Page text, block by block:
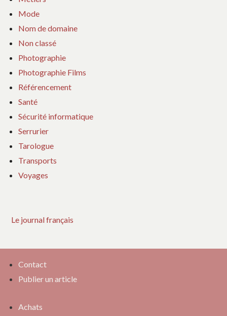
Mode
Nom de domaine
Non classé
Photographie
Photographie Films
Référencement
Santé
Sécurité informatique
Serrurier
Tarologue
Transports
Voyages
Le journal français
Contact
Publier un article
Achats